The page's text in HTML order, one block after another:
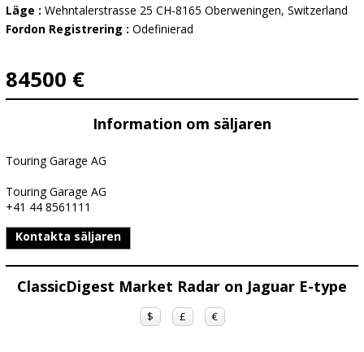
Läge : Wehntalerstrasse 25 CH-8165 Oberweningen, Switzerland
Fordon Registrering : Odefinierad
84500 €
Information om säljaren
Touring Garage AG
Touring Garage AG
+41 44 8561111
Kontakta säljaren
ClassicDigest Market Radar on Jaguar E-type
$ £ €